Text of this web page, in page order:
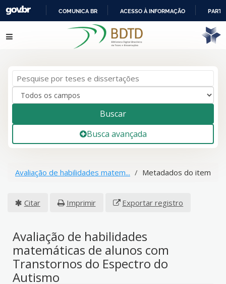
IR
PARA
COMUNICA BR ACESSO À INFORMAÇÃO
Pular para o conteúdo
Buscar
Busca avançada
Avaliação de habilidades matem... Metadados do item
Citar Imprimir Exportar registro
Avaliação de habilidades
matemáticas de alunos com
Transtornos do Espectro do
Autismo